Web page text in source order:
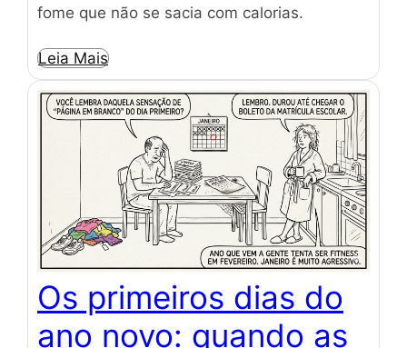
fome que não se sacia com calorias.
Leia Mais
Os primeiros dias do
ano novo: quando as